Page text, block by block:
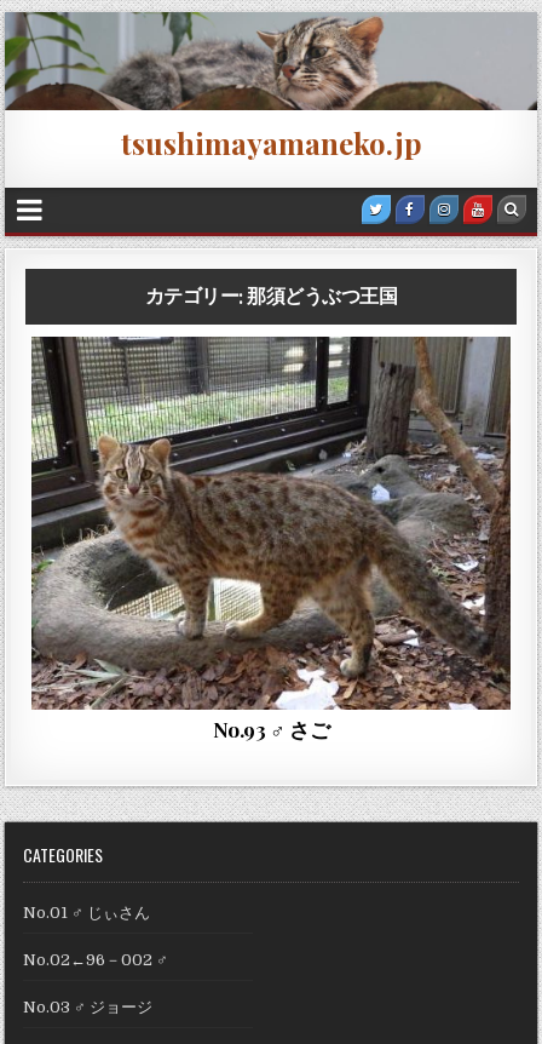
tsushimayamaneko.jp
カテゴリー:那須どうぶつ王国
No.93 ♂ さご
CATEGORIES
No.01 ♂ じぃさん
No.02←96－002 ♂
No.03 ♂ ジョージ